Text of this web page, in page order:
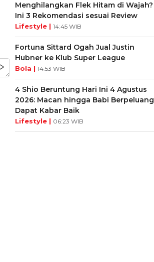
Menghilangkan Flek Hitam di Wajah?
Ini 3 Rekomendasi sesuai Review
Lifestyle | 14:45 WIB
Fortuna Sittard Ogah Jual Justin
Hubner ke Klub Super League
Bola | 14:53 WIB
4 Shio Beruntung Hari Ini 4 Agustus
2026: Macan hingga Babi Berpeluang
Dapat Kabar Baik
Lifestyle | 06:23 WIB